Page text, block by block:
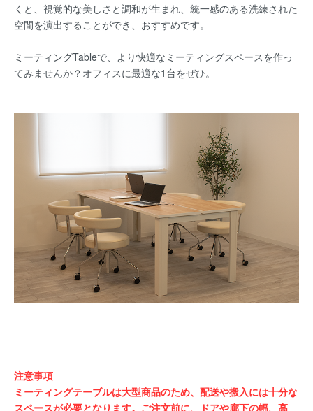
くと、視覚的な美しさと調和が生まれ、統一感のある洗練された
空間を演出することができ、おすすめです。
ミーティングTableで、より快適なミーティングスペースを作っ
てみませんか？オフィスに最適な1台をぜひ。
注意事項
ミーティングテーブルは大型商品のため、配送や搬入には十分な
スペースが必要となります。ご注文前に、ドアや廊下の幅、高